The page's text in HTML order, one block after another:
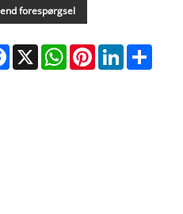
forespørgsel
Facebook
X WhatsAppPinterestLinkedIn